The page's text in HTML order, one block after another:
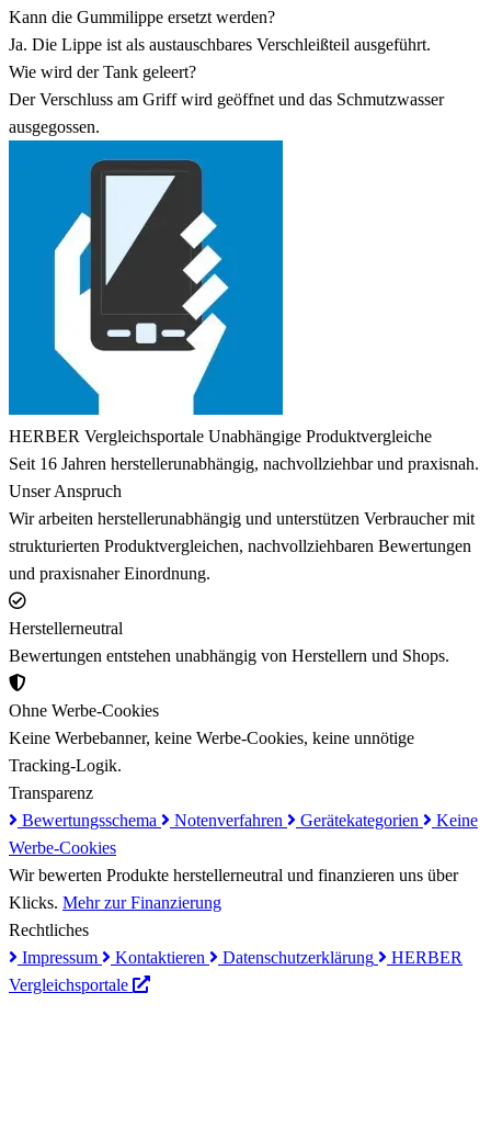
Kann die Gummilippe ersetzt werden?
Ja. Die Lippe ist als austauschbares Verschleißteil ausgeführt.
Wie wird der Tank geleert?
Der Verschluss am Griff wird geöffnet und das Schmutzwasser
ausgegossen.
HERBER Vergleichsportale Unabhängige Produktvergleiche
Seit 16 Jahren herstellerunabhängig, nachvollziehbar und praxisnah.
Unser Anspruch
Wir arbeiten herstellerunabhängig und unterstützen Verbraucher mit
strukturierten Produktvergleichen, nachvollziehbaren Bewertungen
und praxisnaher Einordnung.
Herstellerneutral
Bewertungen entstehen unabhängig von Herstellern und Shops.
Ohne Werbe-Cookies
Keine Werbebanner, keine Werbe-Cookies, keine unnötige
Tracking-Logik.
Transparenz
Bewertungsschema
Notenverfahren Gerätekategorien
Keine
Werbe-Cookies
Wir bewerten Produkte herstellerneutral und finanzieren uns über
Klicks. Mehr zur Finanzierung
Rechtliches
Impressum
Kontaktieren Datenschutzerklärung
HERBER
Vergleichsportale